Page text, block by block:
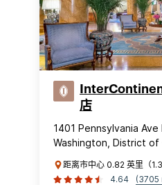
店
1401 Pennsylvania Ave
Washington, District of
距离市中心 0.82 英里（
4.64
(3705